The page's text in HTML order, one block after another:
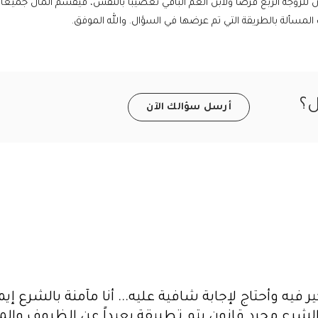
أرسل سؤالك الآن
فيه وأحتاج لإجابة شافية عليه... أنا مآمنة